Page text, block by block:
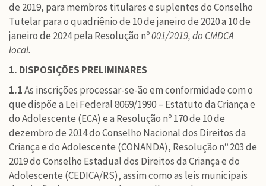
de 2019, para membros titulares e suplentes do Conselho
Tutelar para o quadriênio de 10 de janeiro de 2020 a 10 de
janeiro de 2024 pela Resolução nº001/2019, do CMDCA
local.
1. DISPOSIÇÕES PRELIMINARES
1.1As inscrições processar-se-ão em conformidade com o
que dispõe a Lei Federal 8069/1990 – Estatuto da Criança e
do Adolescente (ECA) e a Resolução nº 170 de 10 de
dezembro de 2014 do Conselho Nacional dos Direitos da
Criança e do Adolescente (CONANDA), Resolução nº 203 de
2019 do Conselho Estadual dos Direitos da Criança e do
Adolescente (CEDICA/RS), assim como as leis municipais